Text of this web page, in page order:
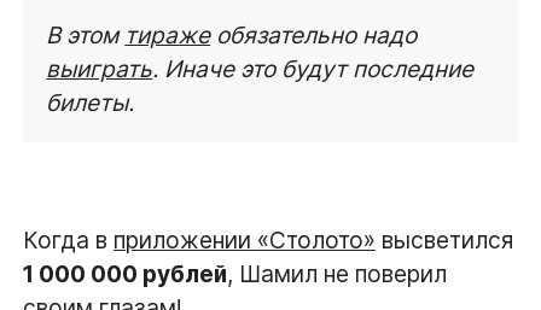
В этом тиражеобязательно надо
выиграть. Иначе это будут последние
билеты.
Когда в приложении «Столото» высветился
1 000 000 рублей, Шамил не поверил